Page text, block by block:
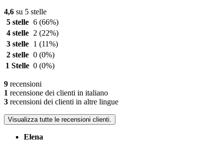
4,6 su 5 stelle
5 stelle 6 (66%)
4 stelle
2 (22%)
3 stelle
1 (11%)
2 stelle 0 (0%)
1 Stelle 0 (0%)
9 recensioni
1 recensione dei clienti in italiano
3 recensioni dei clienti in altre lingue
Visualizza tutte le recensioni clienti.
Elena